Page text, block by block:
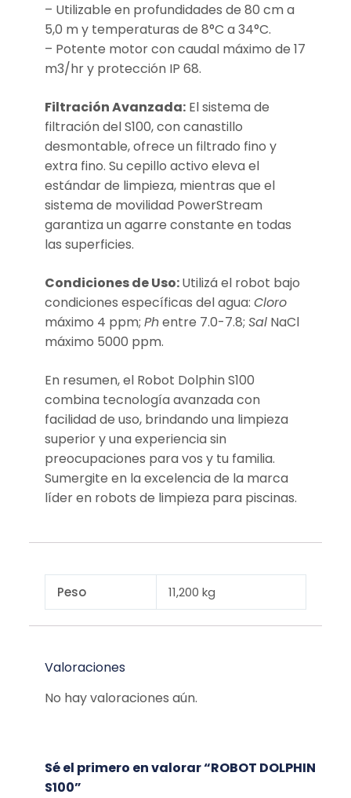
– Utilizable en profundidades de 80 cm a
5,0 m y temperaturas de 8°C a 34°C.
– Potente motor con caudal máximo de 17
m3/hr y protección IP 68.
Filtración Avanzada:El sistema de
filtración del S100, con canastillo
desmontable, ofrece un filtrado fino y
extra fino. Su cepillo activo eleva el
estándar de limpieza, mientras que el
sistema de movilidad PowerStream
garantiza un agarre constante en todas
las superficies.
Condiciones de Uso:Utilizá el robot bajo
condiciones específicas del agua: Cloro
máximo 4 ppm; Phentre 7.0-7.8; SalNaCl
máximo 5000 ppm.
En resumen, el Robot Dolphin S100
combina tecnología avanzada con
facilidad de uso, brindando una limpieza
superior y una experiencia sin
preocupaciones para vos y tu familia.
Sumergite en la excelencia de la marca
líder en robots de limpieza para piscinas.
Peso 11,200 kg
Valoraciones
No hay valoraciones aún.
Sé el primero en valorar “ROBOT DOLPHIN
S100”